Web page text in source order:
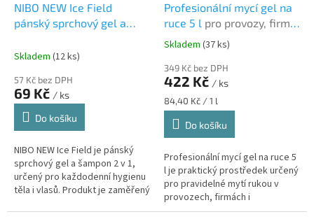
NIBO NEW Ice Field
pánský sprchový gel a
mlPánský sprchový gel a
Skladem (12 ks)
57 Kč bez DPH
69 Kč / ks
Do košíku
NIBO NEW Ice Field je pánský
sprchový gel a šampon 2 v 1,
určený pro každodenní hygienu
těla i vlasů. Produkt je zaměřený
Profesionální mycí gel na
ruce 5 l pro provozy, firmy
a každodenní hygienu
Průměrné
produktu
je
5,0
z
hvězdiček.
Skladem (37 ks)
349 Kč bez DPH
422 Kč / ks
Měrná
cena:
84,40 Kč / 1 l
Do košíku
Profesionální mycí gel na ruce 5
l je praktický prostředek určený
pro pravidelné mytí rukou v
provozech, firmách i
domácnostech, kde je potřeba